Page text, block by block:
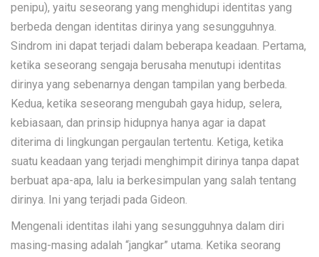
penipu), yaitu seseorang yang menghidupi identitas yang
berbeda dengan identitas dirinya yang sesungguhnya.
Sindrom ini dapat terjadi dalam beberapa keadaan. Pertama,
ketika seseorang sengaja berusaha menutupi identitas
dirinya yang sebenarnya dengan tampilan yang berbeda.
Kedua, ketika seseorang mengubah gaya hidup, selera,
kebiasaan, dan prinsip hidupnya hanya agar ia dapat
diterima di lingkungan pergaulan tertentu. Ketiga, ketika
suatu keadaan yang terjadi menghimpit dirinya tanpa dapat
berbuat apa-apa, lalu ia berkesimpulan yang salah tentang
dirinya. Ini yang terjadi pada Gideon.
Mengenali identitas ilahi yang sesungguhnya dalam diri
masing-masing adalah “jangkar” utama. Ketika seorang